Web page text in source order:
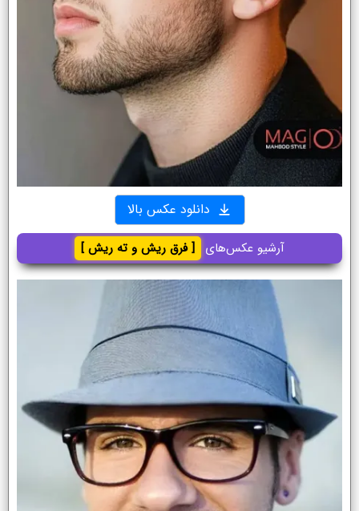
دانلود عکس بالا
آرشیو عکس‌های [ فرق ریش و ته ریش ]